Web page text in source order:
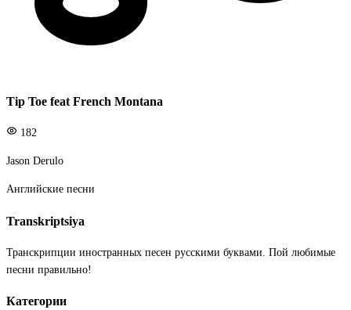
Tip Toe feat French Montana
182
Jason Derulo
Английские песни
Transkriptsiya
Транскрипции иностранных песен русскими буквами. Пой любимые
песни правильно!
Категории